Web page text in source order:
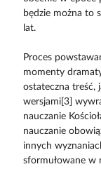
będzie można to
lat.
Proces
momenty
ostateczna treść,
wersjami[3]
nauczanie
nauczanie
innych
sformułowane w